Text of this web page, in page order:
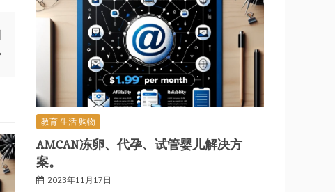
教育 生活 购物
AMCAN冻卵、代孕、试管婴儿解决方
案。
2023年11月17日